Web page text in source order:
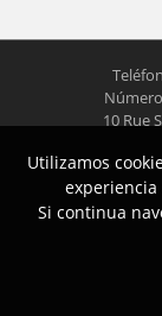
10 Rue
© 2026 Las
Utilizamos
experiencia
Si continua